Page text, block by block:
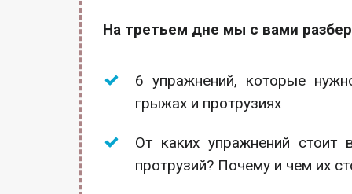
На третьем дне мы с вами
6 упражнений, которые
грыжах и протрузиях
От каких упражнений стоит
протрузий? Почему и чем их